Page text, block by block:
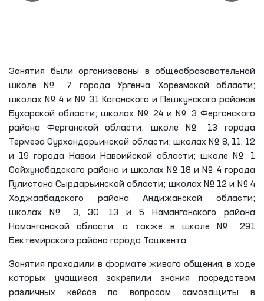
Занятия были организованы в общеобразовательной
школе № 7 города Ургенча Хорезмской области;
школах № 4 и № 31 Каганского и Пешкунского районов
Бухарской области; школах № 24 и № 3 Ферганского
района Ферганской области; школе № 13 города
Термеза Сурхандарьинской области; школах № 8, 11, 12
и 19 города Навои Навоийской области; школе № 1
Сайхунабадского района и школах № 18 и № 4 города
Гулистана Сырдарьинской области; школах № 12 и № 4
Ходжаабадского района Андижанской области;
школах № 3, 30, 13 и 5 Наманганского района
Наманганской области, а также в школе № 291
Бектемирского района города Ташкента.
Занятия проходили в формате живого общения, в ходе
которых учащиеся закрепили знания посредством
различных кейсов по вопросам самозащиты в